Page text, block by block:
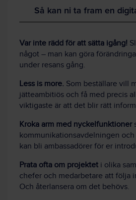
Så kan ni ta fram en
Var inte rädd för att sätta igång!
något – man kan göra
under resans gång.
Less is more. Som beställare vill
jätteambitiös och få med precis
viktigaste är att det blir rätt
Kroka arm med nyckelfunktioner
kommunikationsavdelningen
kan bli ambassadörer för er
Prata ofta om projektet i olika
chefer och medarbetare att följa
Och återlansera om det behövs.